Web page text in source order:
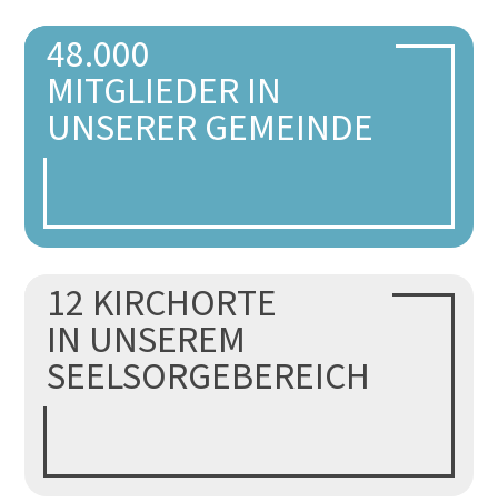
48.000
MITGLIEDER IN
UNSERER GEMEINDE
Mehr
12 KIRCHORTE
IN UNSEREM
SEELSORGEBEREICH
Mehr...